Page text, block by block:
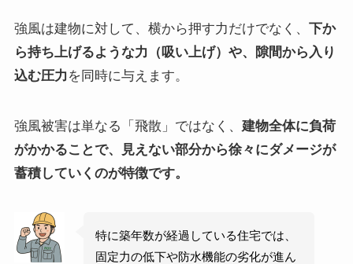
強風は建物に対して、横から押す力だけでなく、 下か
ら持ち上げるような力（吸い上げ）や、隙間から入り
込む圧力 を同時に与えます。
強風被害は単なる「飛散」ではなく、 建物全体に負荷
がかかることで、見えない部分から徐々にダメージが
蓄積していくのが特徴です。
特に築年数が経過している住宅では、
固定力の低下や防水機能の劣化が進ん